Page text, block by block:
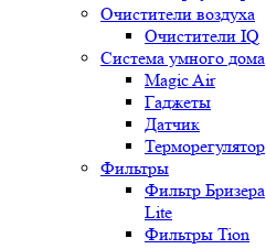
Очистители воздуха
Очистители IQ
Система умного дома
Magic Air
Гаджеты
Датчик
Терморегулятор
Фильтры
Фильтр Бризера
Lite
Фильтры Tion